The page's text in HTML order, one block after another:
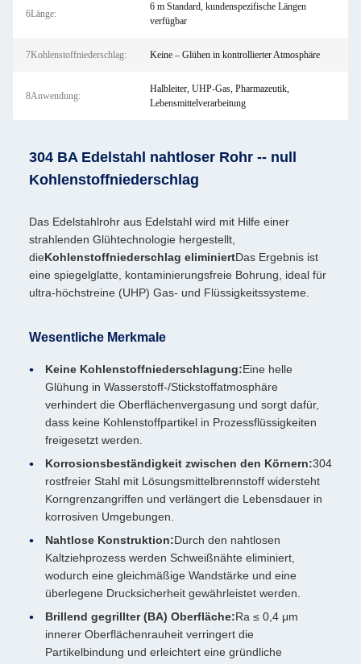
6Länge:
6 m Standard, kundenspezifische Längen
verfügbar
7Kohlenstoffniederschlag: Keine – Glühen in kontrollierter Atmosphäre
8Anwendung:
Halbleiter, UHP-Gas, Pharmazeutik,
Lebensmittelverarbeitung
304 BA Edelstahl nahtloser Rohr -- null
Kohlenstoffniederschlag
Das Edelstahlrohr aus Edelstahl wird mit Hilfe einer
strahlenden Glühtechnologie hergestellt,
dieKohlenstoffniederschlag eliminiertDas Ergebnis ist
eine spiegelglatte, kontaminierungsfreie Bohrung, ideal für
ultra-höchstreine (UHP) Gas- und Flüssigkeitssysteme.
Wesentliche Merkmale
Keine Kohlenstoffniederschlagung:Eine helle
Glühung in Wasserstoff-/Stickstoffatmosphäre
verhindert die Oberflächenvergasung und sorgt dafür,
dass keine Kohlenstoffpartikel in Prozessflüssigkeiten
freigesetzt werden.
Korrosionsbeständigkeit zwischen den Körnern:304
rostfreier Stahl mit Lösungsmittelbrennstoff widersteht
Korngrenzangriffen und verlängert die Lebensdauer in
korrosiven Umgebungen.
Nahtlose Konstruktion:Durch den nahtlosen
Kaltziehprozess werden Schweißnähte eliminiert,
wodurch eine gleichmäßige Wandstärke und eine
überlegene Drucksicherheit gewährleistet werden.
Brillend gegrillter (BA) Oberfläche:Ra ≤ 0,4 μm
innerer Oberflächenrauheit verringert die
Partikelbindung und erleichtert eine gründliche